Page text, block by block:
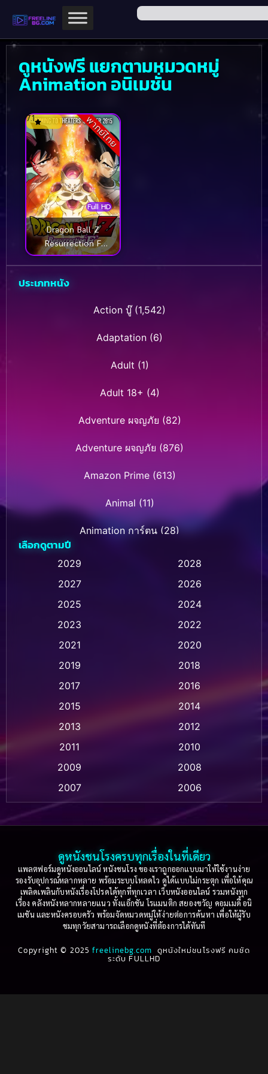
ดูหนังฟรี แยกตามหมวดหมู่
Animation อนิเมชั่น
พากย์ไทย
Full HD
7.1
Dragon Ball Z
Resurrection F
(2015) ดราก้อนบอล
คืนชีพของฟรีสเซอร์
ประเภทหนัง
Action บู๊(1,542)
Adaptation (6)
Adult (1)
Adult 18+ (4)
Adventure ผจญภัย (82)
Adventure ผจญภัย (876)
Amazon Prime(613)
Animal (11)
Animation การ์ตูน (28)
Animation การ์ตูน (236)
Animation การ์ตูน (32)
Animation แอนิเมชั่น (1)
Animation แอนิเมชัน (1)
Based on a True Story เรื่องจริง(75)
Based on Novel(16)
Betrayal(1)
Biography(3)
Biography ชีวประวัติ (61)
เลือกดูตามปี
2029
2028
2027
2026
2025
2024
2023
2022
2021
2020
2019
2018
2017
2016
2015
2014
2013
2012
2011
2010
2009
2008
2007
2006
2005
2004
2003
2002
2001
2000
1999
1998
1997
1996
1995
1994
1993
1992
1991
1990
1987
1986
ดูหนังชนโรงครบทุกเรื่องในที่เดียว
แพลตฟอร์มดูหนังออนไลน์ หนังชนโรง ของเราถูกออกแบบมาให้ใช้งานง่าย
รองรับอุปกรณ์หลากหลาย พร้อมระบบโหลดไว ดูได้แบบไม่กระตุก เพื่อให้คุณ
เพลิดเพลินกับหนังเรื่องโปรดได้ทุกที่ทุกเวลา เว็บหนังออนไลน์ รวมหนังทุก
เรื่อง คลังหนังหลากหลายแนว ทั้งแอ็กชัน โรแมนติก สยองขวัญ คอมเมดี้ อนิ
เมชัน และหนังครอบครัว พร้อมจัดหมวดหมู่ให้ง่ายต่อการค้นหา เพื่อให้ผู้รับ
ชมทุกวัยสามารถเลือกดูหนังที่ต้องการได้ทันที
Copyright © 2025freelinebg.com ดูหนังใหม่ชนโรงฟรี คมชัด
ระดับ FULLHD